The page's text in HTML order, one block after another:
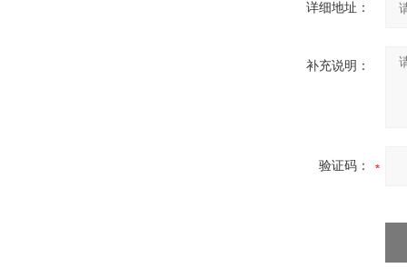
详细地址：
补充说明：
验证码：